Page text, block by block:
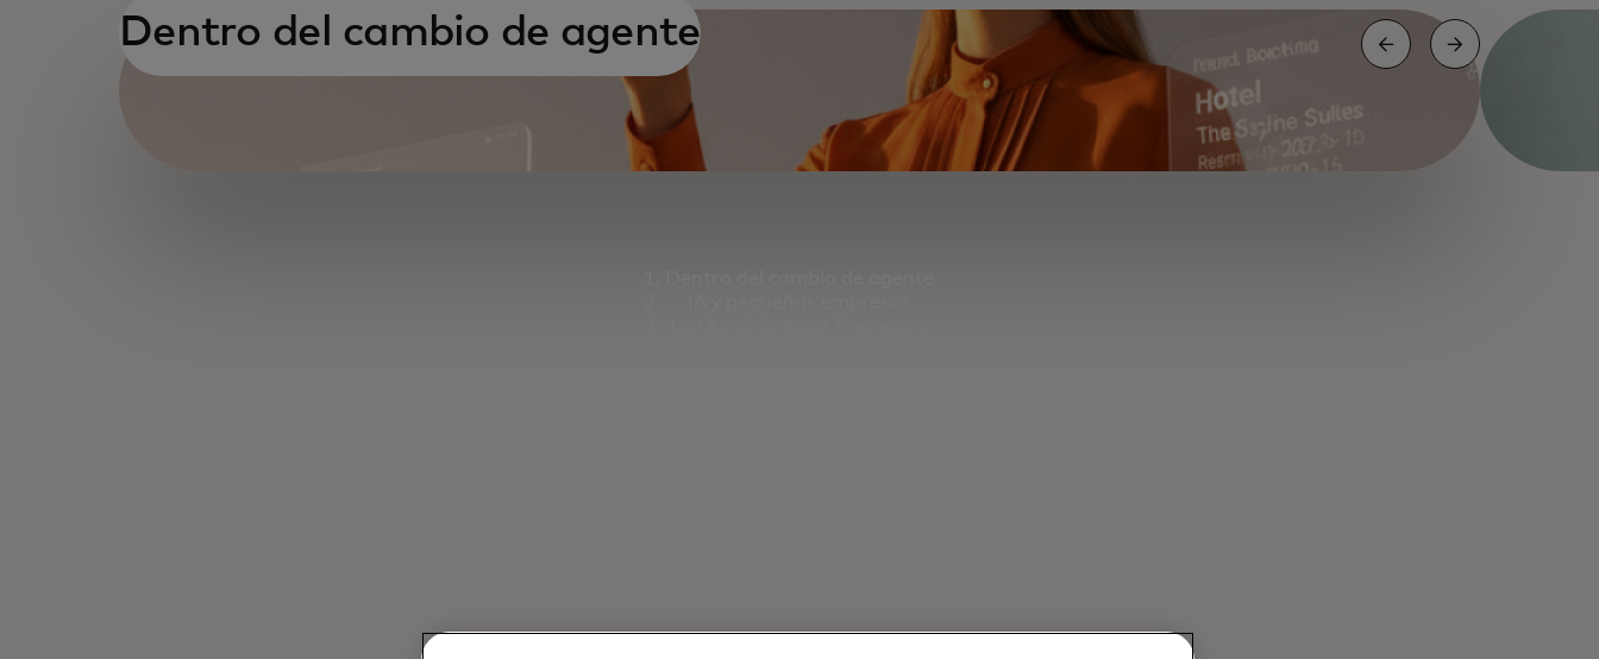
Dentro del cambio de agente